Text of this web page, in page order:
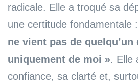
radicale. Elle a troqué sa
une certitude fondamentale :
ne vient pas de quelqu’un
uniquement de moi ». Elle
confiance, sa clarté et,